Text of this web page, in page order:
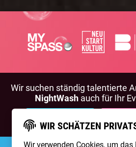
Wir suchen ständig talentierte
NightWash auch für Ihr
WIR SCHÄTZEN
Wir verwenden Cookies, um